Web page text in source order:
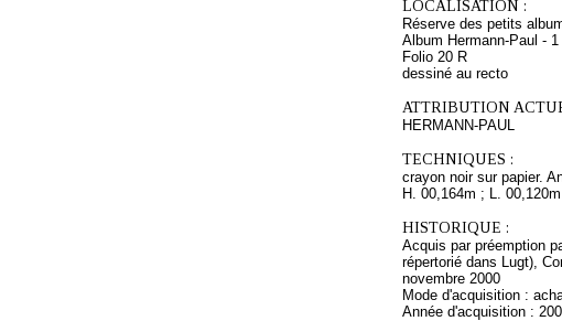
LOCALISATION :
Réserve des petits
Album Hermann-Paul - 1
Folio 20 R
dessiné au recto
ATTRIBUTION
HERMANN-PAUL
TECHNIQUES :
crayon noir sur papier.
H. 00,164m ; L. 00,120m
HISTORIQUE :
Acquis par préemption
répertorié dans Lugt),
novembre 2000
Mode d'acquisition :
Année d'acquisition :